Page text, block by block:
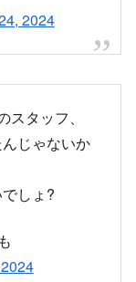
2024
タッフ、
じゃないか
しょ?